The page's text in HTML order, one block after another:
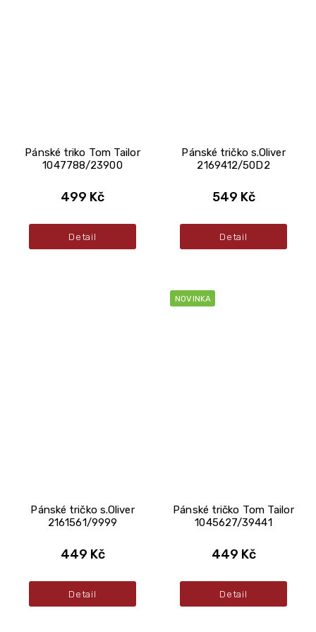
Pánské triko Tom Tailor
1047788/23900
499 Kč
Detail
Pánské tričko s.Oliver
2169412/50D2
549 Kč
Detail
Pánské tričko s.Oliver
2161561/9999
449 Kč
Detail
NOVINKA
Pánské tričko Tom Tailor
1045627/39441
449 Kč
Detail